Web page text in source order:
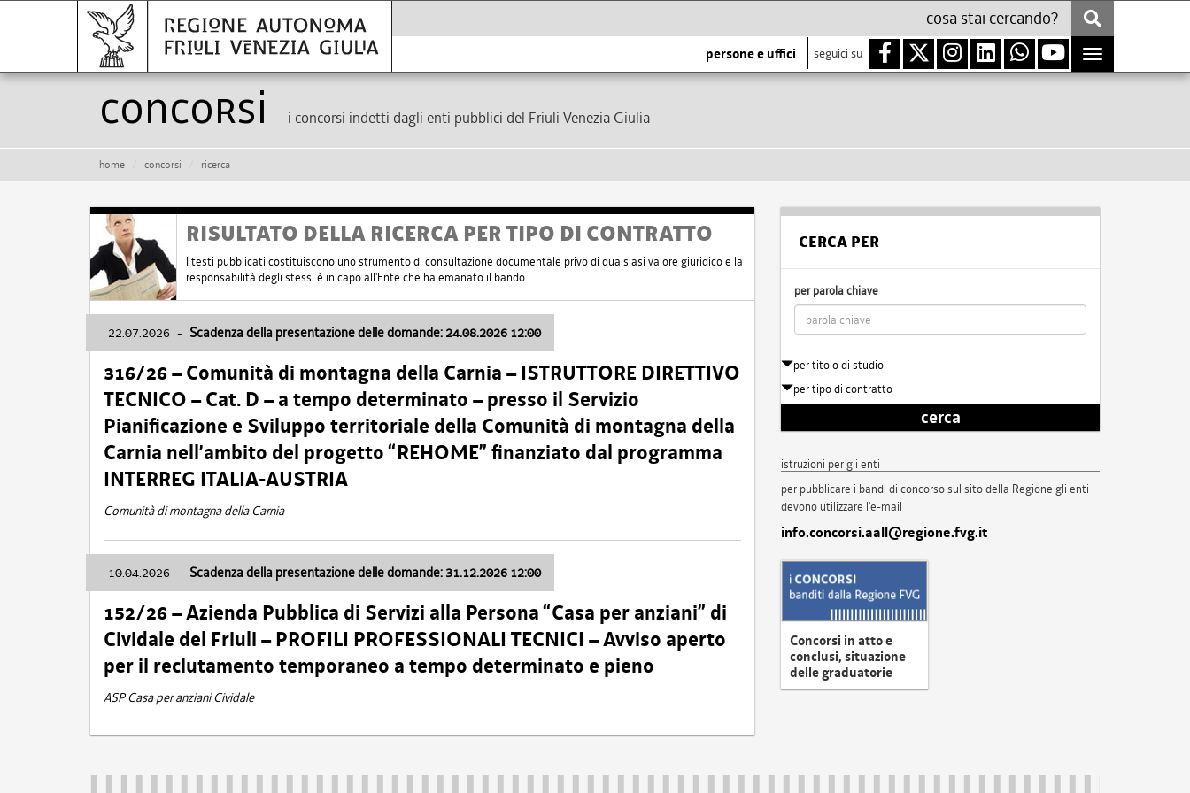
persone e uffici seguici su
Toggle
navigation
Concorsi i concorsi indetti dagli enti pubblici del Friuli Venezia Giulia
home concorsi ricerca
RISULTATO DELLA RICERCA PER TIPO DI CONTRATTO
I testi pubblicati costituiscono uno strumento di consultazione documentale privo di qualsiasi valore giuridico e la
responsabilità degli stessi è in capo all'Ente che ha emanato il bando.
22.07.2026 - Scadenza della presentazione delle domande: 24.08.2026 12:00
316/26 – Comunità di montagna della Carnia – ISTRUTTORE DIRETTIVO
TECNICO – Cat. D – a tempo determinato – presso il Servizio
Pianificazione e Sviluppo territoriale della Comunità di montagna della
Carnia nell’ambito del progetto “REHOME” finanziato dal programma
INTERREG ITALIA-AUSTRIA
Comunità di montagna della Carnia
10.04.2026 - Scadenza della presentazione delle domande: 31.12.2026 12:00
152/26 – Azienda Pubblica di Servizi alla Persona “Casa per anziani” di
Cividale del Friuli – PROFILI PROFESSIONALI TECNICI – Avviso aperto
per il reclutamento temporaneo a tempo determinato e pieno
ASP Casa per anziani Cividale
CERCA PER
per parola chiave
per titolo di studio
per tipo di contratto
cerca
istruzioni per gli enti
per pubblicare i bandi di concorso sul sito della Regione gli enti
devono utilizzare l'e-mail
info.concorsi.aall@regione.fvg.it
Concorsi in atto e
conclusi, situazione
delle graduatorie